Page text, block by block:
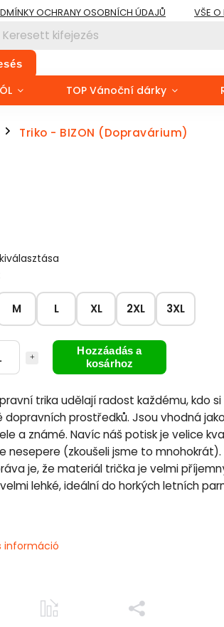
OCHRANY OSOBNÍCH ÚDAJŮ VŠE O
TOP Vánoční dárky
/ Triko - BIZON (Dopravárium)
M L XL 2XL 3XL
Hozzáadás a
kosárhoz
trika udělají radost každému, kdo si
dopravních prostředků. Jsou vhodná
a známé. Navíc náš potisk je velice
nesepere (zkoušeli jsme to mnohokrát).
je, že materiál trička je velmi
lehké, ideální do horkých letních
információ